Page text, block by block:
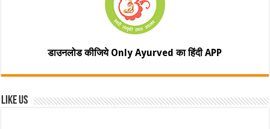
डाउनलोड कीजिये Only Ayurved का हिंदी APP
Like Us